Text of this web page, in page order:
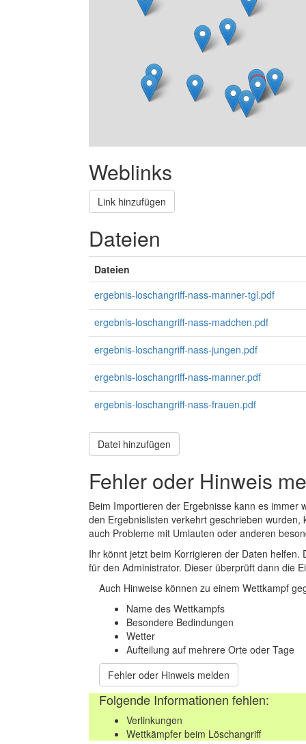
Weblinks
Link hinzufügen
Dateien
Dateien
ergebnis-loschangriff-nass-manner-tgl.pdf
ergebnis-loschangriff-nass-madchen.pdf
ergebnis-loschangriff-nass-jungen.pdf
ergebnis-loschangriff-nass-manner.pdf
ergebnis-loschangriff-nass-frauen.pdf
Datei hinzufügen
Fehler oder Hinweis
Beim Importieren der Ergebnisse kann es
den Ergebnislisten verkehrt geschrieben
auch Probleme mit Umlauten oder anderen
Ihr könnt jetzt beim Korrigieren der Daten
für den Administrator. Dieser überprüft dann die
Auch Hinweise können zu einem Wettkampf
Name des Wettkampfs
Besondere Bedindungen
Wetter
Aufteilung auf mehrere Orte oder Tage
Fehler oder Hinweis melden
Folgende Informationen fehlen:
Verlinkungen
Wettkämpfer beim Löschangriff